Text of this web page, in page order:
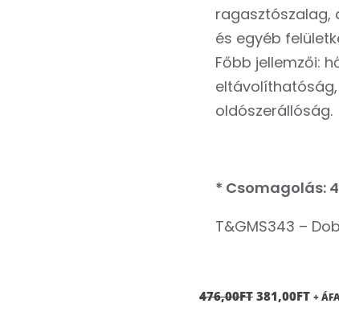
ragasztószalag,
és egyéb
Főbb jellemzői:
oldószerállóság.
* Csomagolás:
T&GMS343 –
476,00FT ORIGINAL
381,00FT +